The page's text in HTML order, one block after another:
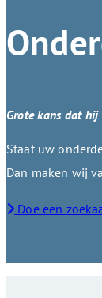
Grote kans dat hij
Staat uw
Dan maken wij
Doe een